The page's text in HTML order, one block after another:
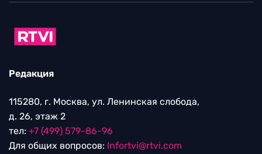
Редакция
115280, г. Москва, ул. Ленинская слобода,
д. 26, этаж 2
тел: +7 (499) 579-86-96
Для общих вопросов: Infortvi@rtvi.com